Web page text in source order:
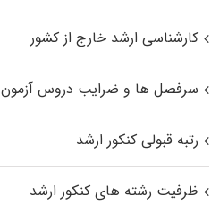
کارشناسی ارشد خارج از کشور
سرفصل ها و ضرایب دروس آزمون
رتبه قبولی کنکور ارشد
ظرفیت رشته های کنکور ارشد